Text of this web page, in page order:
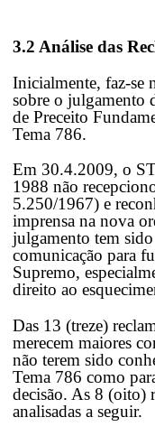
3.2 Análise das
Inicialmente, faz-se
sobre o julgamento
de Preceito
Tema 786.
Em 30.4.2009, o
1988 não
5.250/1967) e
imprensa na nova
julgamento tem
comunicação para
Supremo,
direito ao
Das 13 (treze)
merecem maiores
não terem sido
Tema 786 como
decisão. As 8 (oito)
analisadas a seguir.